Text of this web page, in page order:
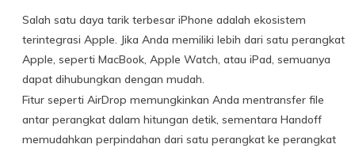
Salah satu daya tarik terbesar iPhone adalah ekosistem
terintegrasi Apple. Jika Anda memiliki lebih dari satu perangkat
Apple, seperti MacBook, Apple Watch, atau iPad, semuanya
dapat dihubungkan dengan mudah.
Fitur seperti AirDrop memungkinkan Anda mentransfer file
antar perangkat dalam hitungan detik, sementara Handoff
memudahkan perpindahan dari satu perangkat ke perangkat